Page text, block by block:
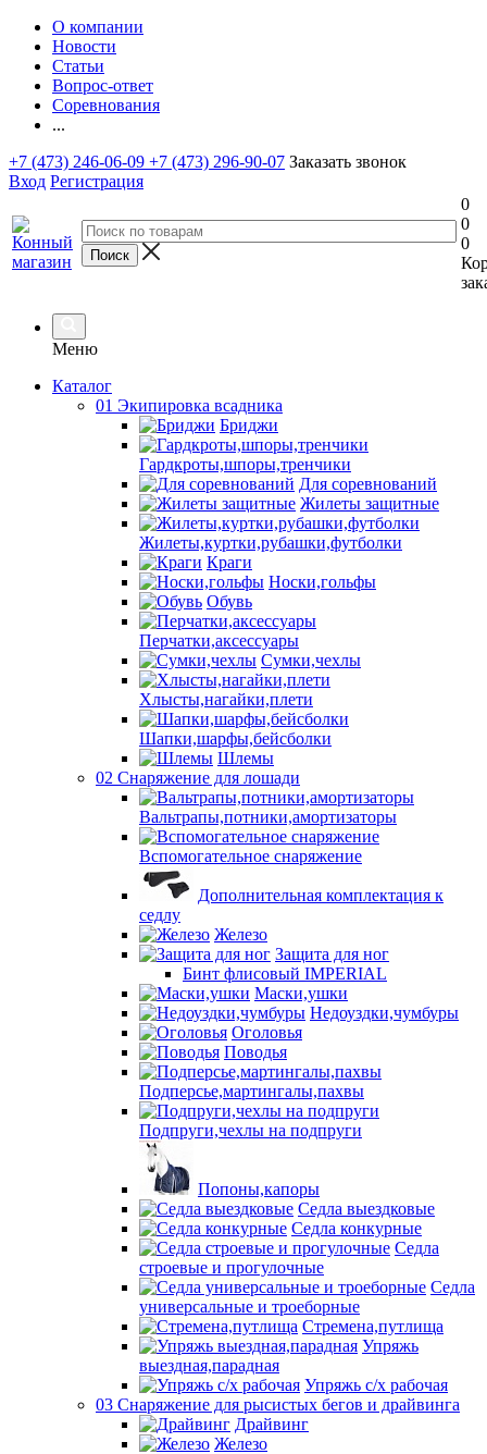
О компании
Новости
Статьи
Вопрос-ответ
Соревнования
...
+7 (473) 246-06-09 +7 (473) 296-90-07 Заказать звонок
Вход Регистрация
0
0
0
Меню
Каталог
01 Экипировка всадника
Бриджи
Гардкроты,шпоры,тренчики
Для соревнований
Жилеты защитные
Жилеты,куртки,рубашки,футболки
Краги
Носки,гольфы
Обувь
Перчатки,аксессуары
Сумки,чехлы
Хлысты,нагайки,плети
Шапки,шарфы,бейсболки
Шлемы
02 Снаряжение для лошади
Вальтрапы,потники,амортизаторы
Вспомогательное снаряжение
Дополнительная комплектация к
седлу
Железо
Защита для ног
Бинт флисовый IMPERIAL
Маски,ушки
Недоуздки,чумбуры
Оголовья
Поводья
Подперсье,мартингалы,пахвы
Подпруги,чехлы на подпруги
Попоны,капоры
Седла выездковые
Седла конкурные
Седла
строевые и прогулочные
Седла
универсальные и троеборные
Стремена,путлища
Упряжь
выездная,парадная
Упряжь с/х рабочая
03 Снаряжение для рысистых бегов и драйвинга
Драйвинг
Железо